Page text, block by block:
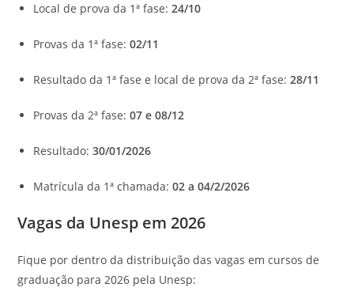
Local de prova da 1ª fase:24/10
Provas da 1ª fase:02/11
Resultado da 1ª fase e local de prova da 2ª fase:28/11
Provas da 2ª fase:07 e 08/12
Resultado:30/01/2026
Matrícula da 1ª chamada: 02 a 04/2/2026
Vagas da Unesp em 2026
Fique por dentro da distribuição das vagas em cursos de
graduação para 2026 pela Unesp: